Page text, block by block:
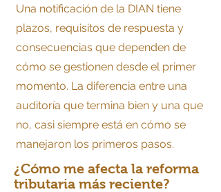
Una notificación de la DIAN tiene
plazos, requisitos de respuesta y
consecuencias que dependen de
cómo se gestionen desde el primer
momento. La diferencia entre una
auditoría que termina bien y una que
no, casi siempre está en cómo se
manejaron los primeros pasos.
¿Cómo me afecta la reforma
tributaria más reciente?